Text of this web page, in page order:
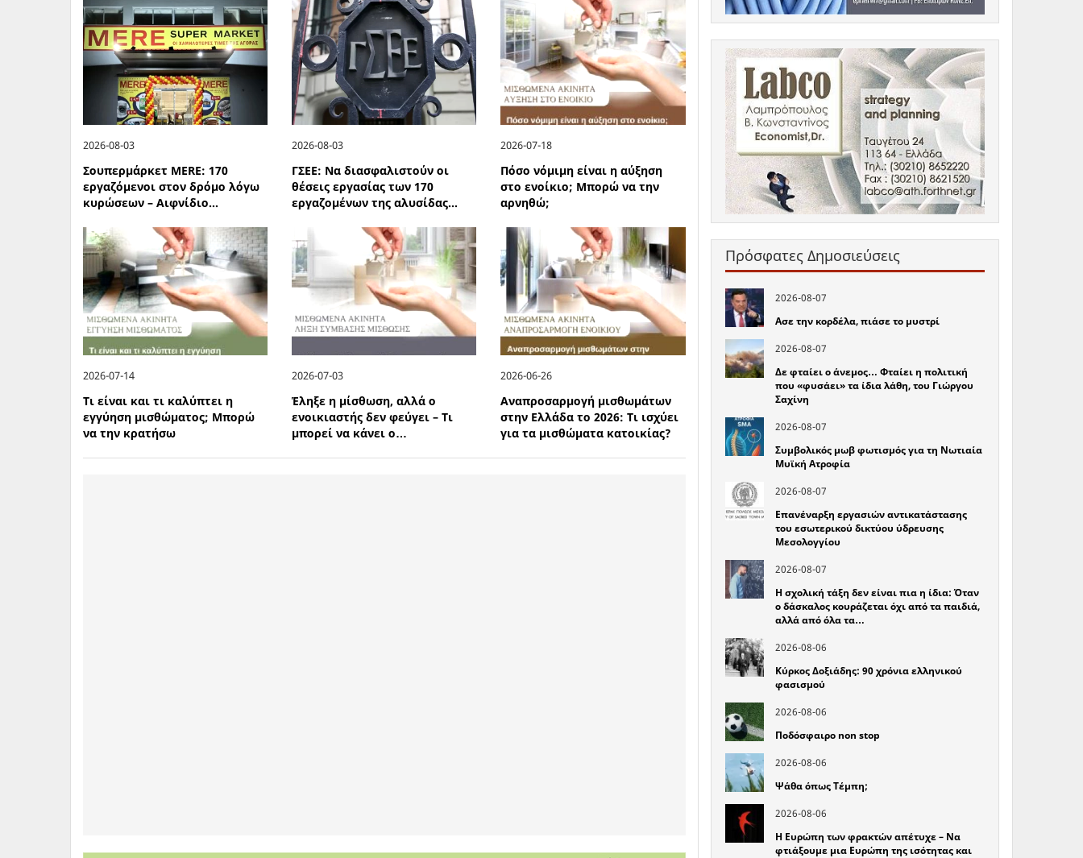
2026-08-03
Σουπερμάρκετ MERE: 170
εργαζόμενοι στον δρόμο λόγω
κυρώσεων – Αιφνίδιο...
2026-08-03
ΓΣΕΕ: Να διασφαλιστούν οι
θέσεις εργασίας των 170
εργαζομένων της αλυσίδας...
2026-07-18
Πόσο νόμιμη είναι η αύξηση
στο ενοίκιο; Μπορώ να την
αρνηθώ;
2026-07-14
Τι είναι και τι καλύπτει η
εγγύηση μισθώματος; Μπορώ
να την κρατήσω
2026-07-03
Έληξε η μίσθωση, αλλά ο
ενοικιαστής δεν φεύγει – Τι
μπορεί να κάνει ο…
2026-06-26
Αναπροσαρμογή μισθωμάτων
στην Ελλάδα το 2026: Τι ισχύει
για τα μισθώματα κατοικίας?
Πρόσφατες Δημοσιεύσεις
2026-08-07
Ασε την κορδέλα, πιάσε το μυστρί
2026-08-07
Δε φταίει ο άνεμος… Φταίει η πολιτική
που «φυσάει» τα ίδια λάθη, του Γιώργου
Σαχίνη
2026-08-07
Συμβολικός μωβ φωτισμός για τη Νωτιαία
Μυϊκή Ατροφία
2026-08-07
Επανέναρξη εργασιών αντικατάστασης
του εσωτερικού δικτύου ύδρευσης
Μεσολογγίου
2026-08-07
Η σχολική τάξη δεν είναι πια η ίδια: Όταν
ο δάσκαλος κουράζεται όχι από τα παιδιά,
αλλά από όλα τα…
2026-08-06
Κύρκος Δοξιάδης: 90 χρόνια ελληνικού
φασισμού
2026-08-06
Ποδόσφαιρο non stop
2026-08-06
Ψάθα όπως Τέμπη;
2026-08-06
Η Ευρώπη των φρακτών απέτυχε – Να
φτιάξουμε μια Ευρώπη της ισότητας και